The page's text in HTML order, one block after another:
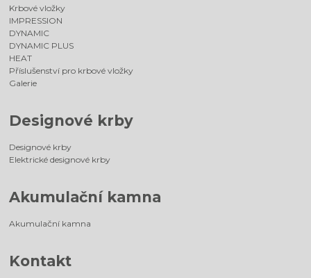
Krbové vložky
IMPRESSION
DYNAMIC
DYNAMIC PLUS
HEAT
Příslušenství pro krbové vložky
Galerie
Designové krby
Designové krby
Elektrické designové krby
Akumulační kamna
Akumulační kamna
Kontakt